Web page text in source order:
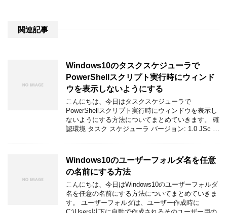
関連記事
Windows10のタスクスケジューラで
PowerShellスクリプト実行時にウィンド
ウを表示しないようにする
こんにちは、今日はタスクスケジューラで
PowerShellスクリプト実行時にウィンドウを表示し
ないようにする方法についてまとめていきます。 確
認環境 タスク スケジューラ バージョン: 1.0 JSc …
Windows10のユーザーフォルダ名を任意
の名前にする方法
こんにちは、今日はWindows10のユーザーフォルダ
名を任意の名前にする方法についてまとめていきま
す。 ユーザーフォルダは、ユーザー作成時に